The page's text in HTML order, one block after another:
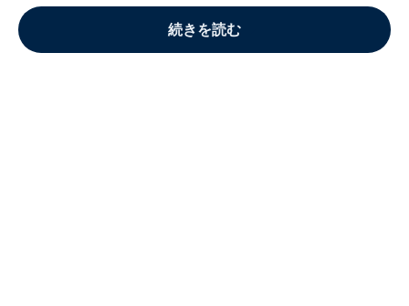
続きを読む